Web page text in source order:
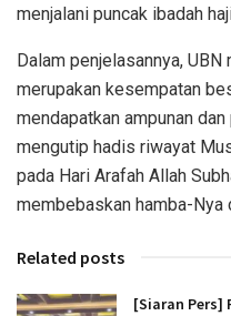
menjalani puncak ibadah
Dalam penjelasannya,
merupakan kesempatan
mendapatkan ampunan
mengutip hadis riwayat
pada Hari Arafah Allah
membebaskan hamba-Nya
Related posts
[Siaran Pers]